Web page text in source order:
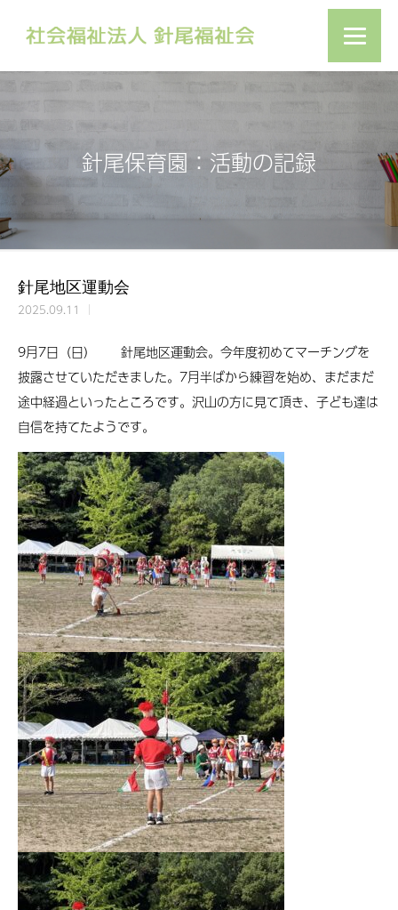
針尾保育園：活動の記録
針尾地区運動会
2025.09.11
9月7日（日） 針尾地区運動会。今年度初めてマーチングを
披露させていただきました。7月半ばから練習を始め、まだまだ
途中経過といったところです。沢山の方に見て頂き、子ども達は
自信を持てたようです。